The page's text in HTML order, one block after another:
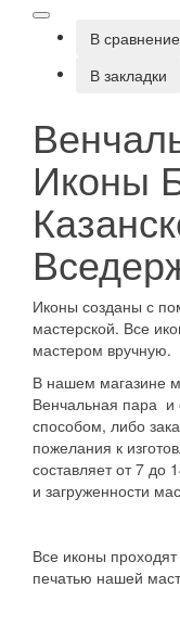
В сравнение
В закладки
Иконы
Иконы созданы с
мастерской. Все
мастером вручную.
В нашем магазине
Венчальная пара и
способом, либо
пожелания к
составляет от 7 до
и загруженности
Все иконы
печатью нашей